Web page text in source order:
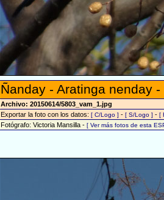
Ñanday - Aratinga nenday -
Archivo: 20150614/5803_vam_1.jpg
Exportar la foto con los datos: [ C/Logo ] - [ S/Logo ] - [
Fotógrafo: Victoria Mansilla - [ Ver más fotos de esta